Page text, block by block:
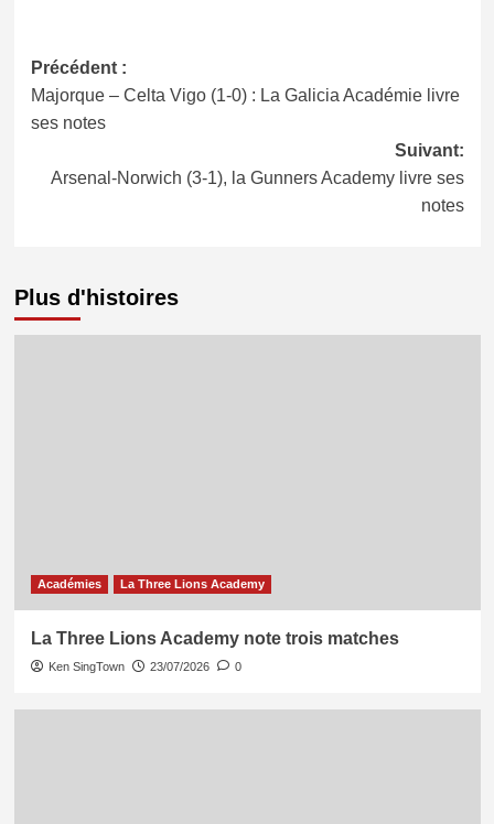
Navigation
d’article
Précédent :
Majorque – Celta Vigo (1-0) : La Galicia Académie livre
ses notes
Suivant:
Arsenal-Norwich (3-1), la Gunners Academy livre ses
notes
Plus d'histoires
Académies La Three Lions Academy
La Three Lions Academy note trois matches
Ken SingTown 23/07/2026 0